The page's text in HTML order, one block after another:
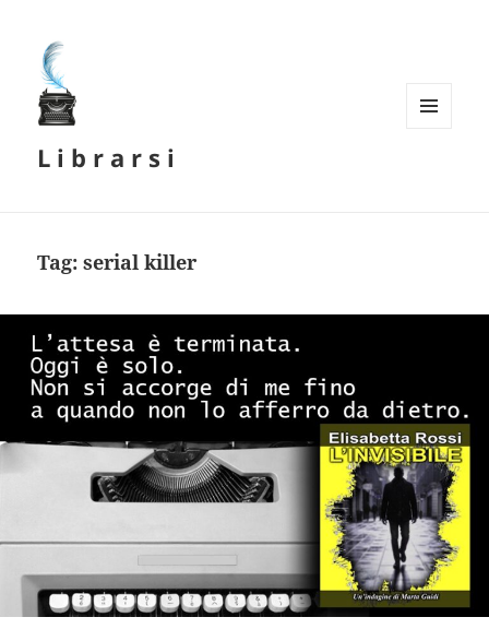
L i b r a r s i
Tag:serial killer